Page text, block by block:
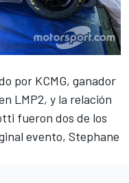
por KCMG, ganador
LMP2, y la relación
fueron dos de los
evento, Stephane